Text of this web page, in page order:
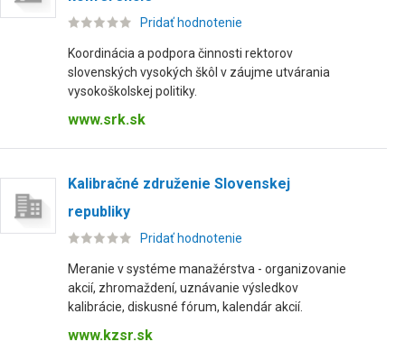
Pridať hodnotenie
Koordinácia a podpora činnosti rektorov
slovenských vysokých škôl v záujme utvárania
vysokoškolskej politiky.
www.srk.sk
Kalibračné združenie Slovenskej
republiky
Pridať hodnotenie
Meranie v systéme manažérstva - organizovanie
akcií, zhromaždení, uznávanie výsledkov
kalibrácie, diskusné fórum, kalendár akcií.
www.kzsr.sk